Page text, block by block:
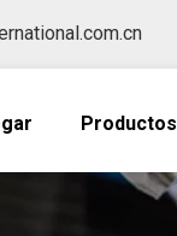
Productos